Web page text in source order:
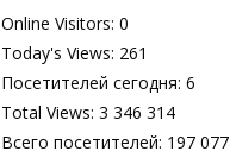
Online Visitors: 0
Today's Views: 261
Посетителей сегодня: 6
Total Views: 3 346 314
Всего посетителей: 197 077